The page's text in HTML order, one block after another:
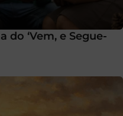
do ‘Vem, e Segue-